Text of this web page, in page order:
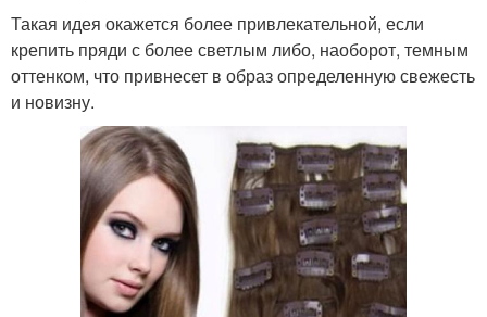
Такая идея окажется более привлекательной, если
крепить пряди с более светлым либо, наоборот, темным
оттенком, что привнесет в образ определенную свежесть
и новизну.